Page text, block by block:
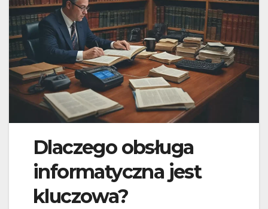
Dlaczego obsługa
informatyczna jest
kluczowa?